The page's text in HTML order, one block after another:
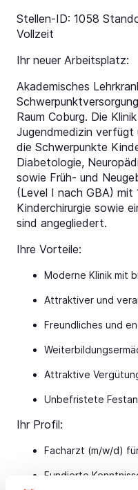
Stellen-ID: 1058
Vollzeit
Ihr neuer Arbeitsplatz:
Akademisches
Raum Coburg. Die
Jugendmedizin
die Schwerpunkte
Diabetologie,
sowie Früh- und
(Level I nach GBA) mit
Kinderchirurgie sowie
sind angegliedert.
Ihre Vorteile:
Moderne Klinik mit
Attraktiver und
Freundliches und
Attraktive
Unbefristete
Ihr Profil:
Facharzt (m/w/d)
Fundierte